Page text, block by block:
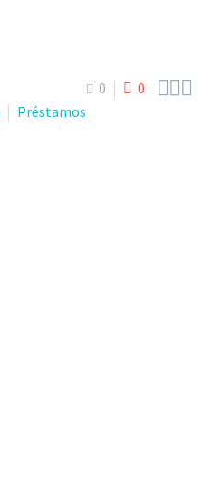
0 0 
Préstamos